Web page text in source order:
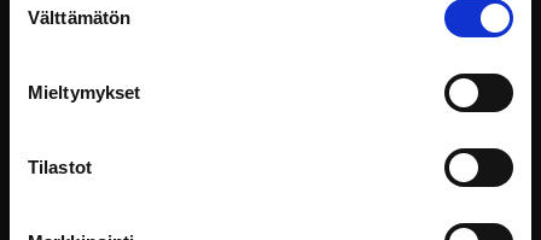
valinta
Välttämätön
Mieltymykset
Tilastot